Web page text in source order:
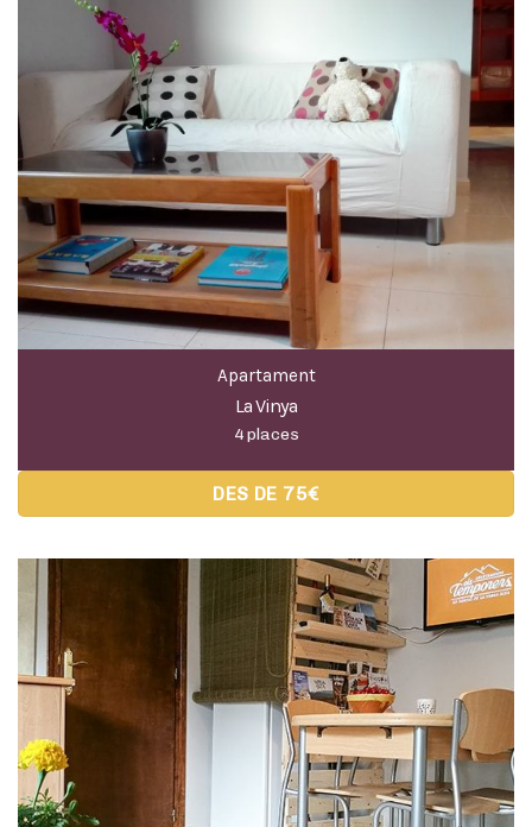
Apartament
La Vinya
4 places
DES DE 75€
Apartament
Les Oliveres